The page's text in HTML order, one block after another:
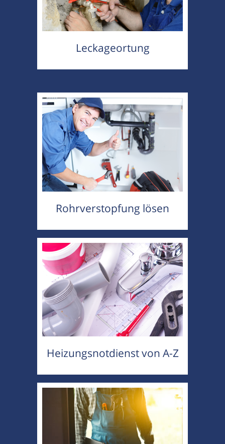
Leckageortung
Rohrverstopfung lösen
Heizungsnotdienst von A-Z